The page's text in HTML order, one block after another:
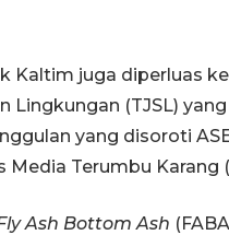
Kaltim juga diperluas
Lingkungan (TJSL)
yang disoroti
Terumbu Karang
Ash Bottom Ash